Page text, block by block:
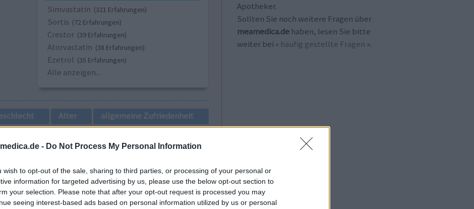
- Do Not Process My Personal Information
wish to opt-out of the sale, sharing to third parties, or processing of your personal or
information for targeted advertising by us, please use the below opt-out section to
your selection. Please note that after your opt-out request is processed you may
seeing interest-based ads based on personal information utilized by us or personal
Simvastatin (321 Erfahrungen)
Sortis (72 Erfahrungen)
Crestor (39 Erfahrungen)
Atorvastatin (38 Erfahrungen)
Ezetrol (35 Erfahrungen)
Alle anzeigen...
Alter allgemeine Zufriedenheit
Apotheker.
Sollten Sie noch weitere Fragen über
meamedica.de haben, lesen Sie bitte
weiter bei « häufig gestellte Fragen ».